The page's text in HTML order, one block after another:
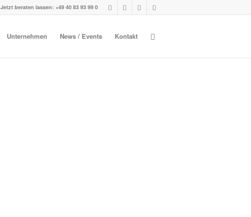
Jetzt beraten lassen: +49 40 83 93 99 0
Unternehmen News / Events Kontakt